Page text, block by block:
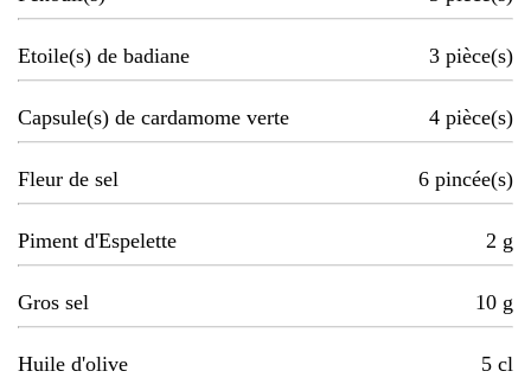
Etoile(s) de badiane 3 pièce(s)
Capsule(s) de cardamome verte 4 pièce(s)
Fleur de sel 6 pincée(s)
Piment d'Espelette 2 g
Gros sel 10 g
Huile d'olive 5 cl